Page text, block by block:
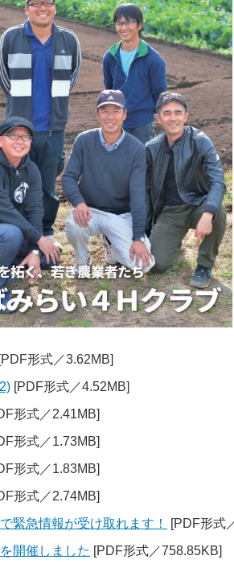
[PDF形式／3.62MB]
[PDF形式／4.52MB]
形式／2.41MB]
形式／1.73MB]
形式／1.83MB]
形式／2.74MB]
緊急情報が受け取れます！
[PDF形式
開催しました [PDF形式／758.85KB]